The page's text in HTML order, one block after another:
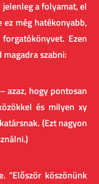
a folyamat, el
még hatékonyabb,
Ezen
szabni:
azaz, hogy pontosan
és milyen xy
(Ezt nagyon
”Először köszönünk